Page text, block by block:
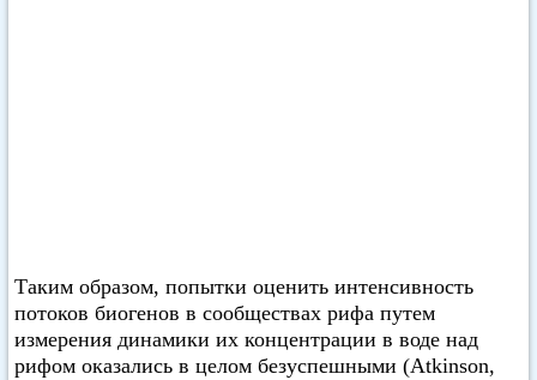
Таким образом, попытки оценить интенсивность
потоков биогенов в сообществах рифа путем
измерения динамики их концентрации в воде над
рифом оказались в целом безуспешными (Atkinson,